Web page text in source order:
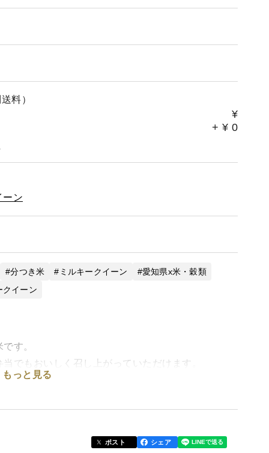
料）
¥
+ ¥ 0
ーン
分つき米 ミルキークイーン
愛知県x米・穀類
クイーン
す。
でもおいしく召し上がっていただけます。
ています。
もっと見る
ポスト シェア